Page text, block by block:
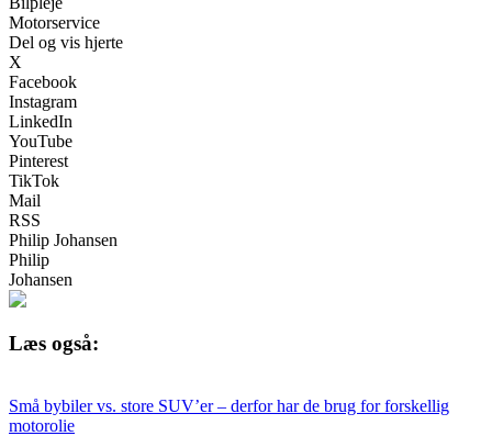
Motorservice
Del og vis hjerte
X
Facebook
Instagram
LinkedIn
YouTube
Pinterest
TikTok
Mail
RSS
Philip Johansen
Philip
Johansen
Læs også:
Små bybiler vs. store SUV’er – derfor har de brug for forskellig
motorolie